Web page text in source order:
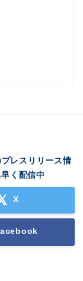
レスリリース情
く配信中
X